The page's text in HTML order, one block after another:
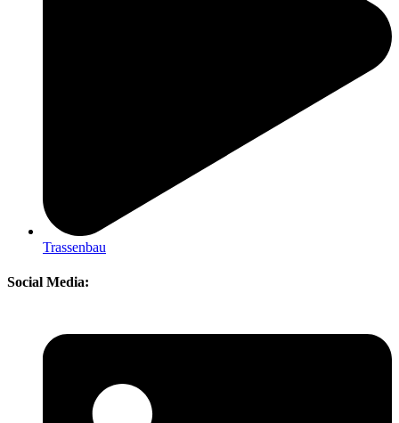
Trassenbau
Social Media: